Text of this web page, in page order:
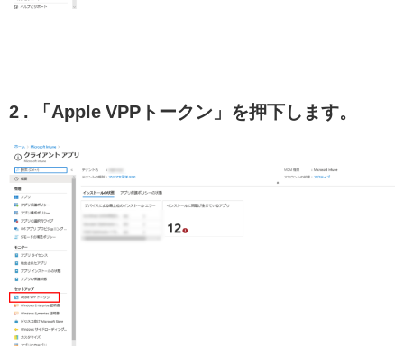
2 . 「Apple VPPトークン」を押下します。